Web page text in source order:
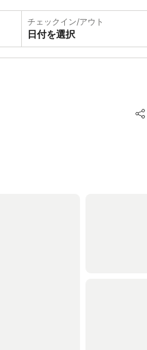
チェックイン/アウト
日付を選択
シ